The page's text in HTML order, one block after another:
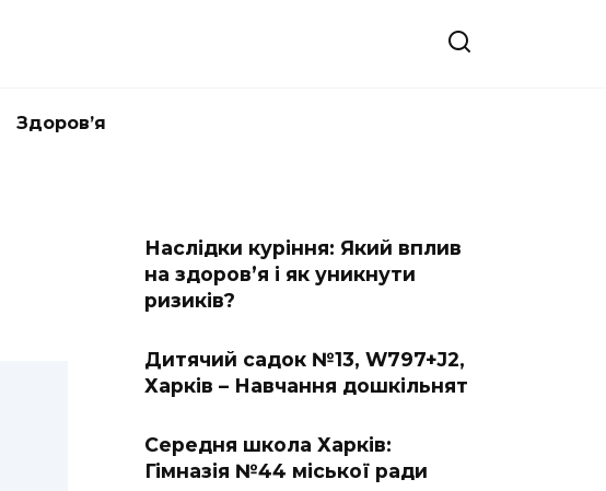
Здоров’я
Наслідки куріння: Який вплив
на здоров’я і як уникнути
ризиків?
Дитячий садок №13, W797+J2,
Харків – Навчання дошкільнят
Середня школа Харків:
Гімназія №44 міської ради